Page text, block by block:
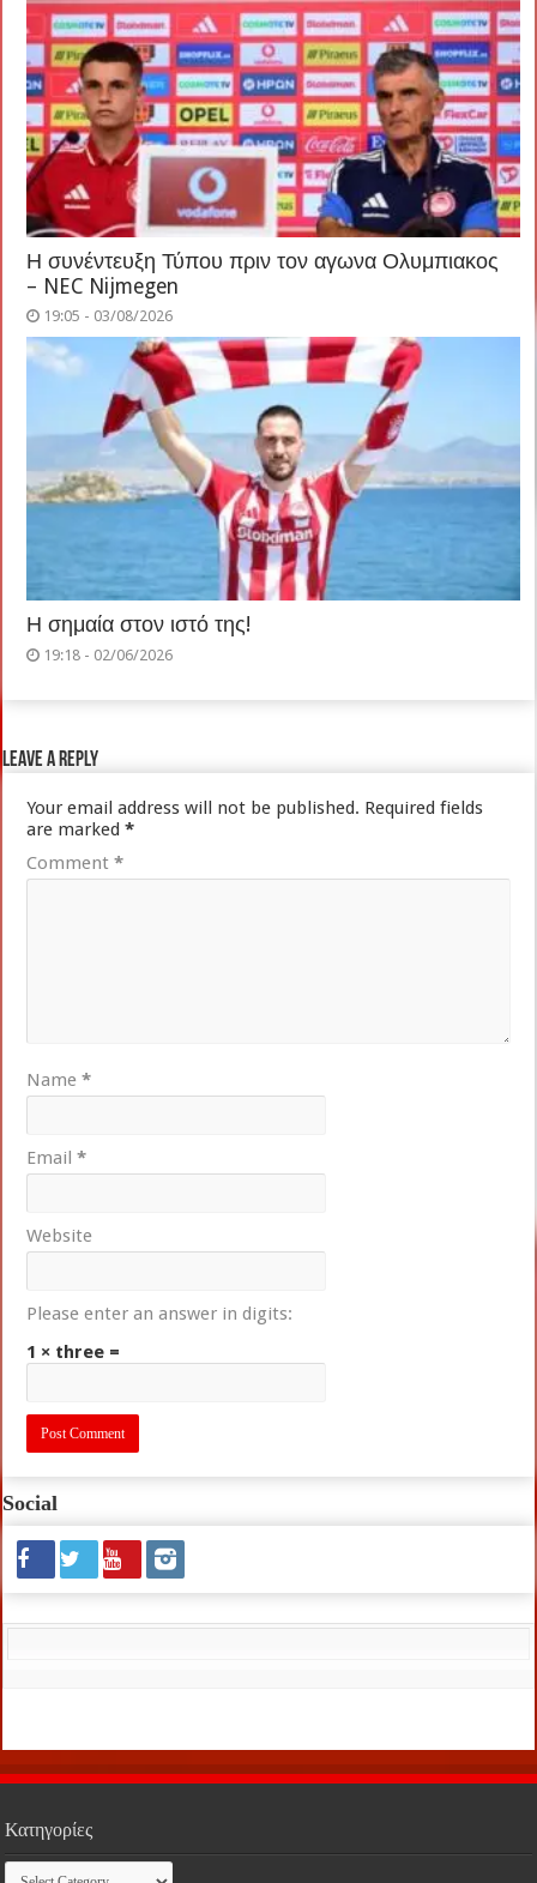
Η συνέντευξη Τύπου πριν τον αγωνα Ολυμπιακος
– NEC Nijmegen
19:05 - 03/08/2026
Η σημαία στον ιστό της!
19:18 - 02/06/2026
Leave a Reply
Your email address will not be published. Required fields
are marked*
Comment*
Name*
Email*
Website
Please enter an answer in digits:
1 × three =
Social
Κατηγορίες
Κατηγορίες